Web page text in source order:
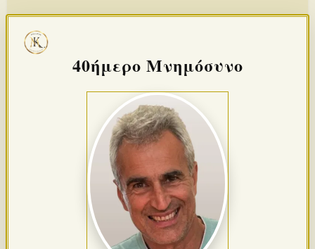
40ήμερο Μνημόσυνο